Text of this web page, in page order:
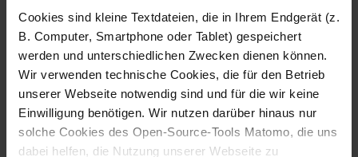
Cookies sind kleine Textdateien, die in Ihrem Endgerät (z.
B. Computer, Smartphone oder Tablet) gespeichert
werden und unterschiedlichen Zwecken dienen können.
Wir verwenden technische Cookies, die für den Betrieb
unserer Webseite notwendig sind und für die wir keine
Einwilligung benötigen. Wir nutzen darüber hinaus nur
solche Cookies des Open-Source-Tools Matomo, die uns
dabei helfen, die Nutzung unserer Webseite zu
Fotografo: Lorenz
Sternbach
Download
Fotografo: Lorenz
Sternbach
Download